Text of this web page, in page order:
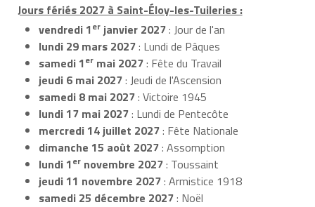
Jours fériés 2027 à Saint-Éloy-les-Tuileries :
vendredi 1er janvier 2027: Jour de l'an
lundi 29 mars 2027: Lundi de Pâques
samedi 1er mai 2027: Fête du Travail
jeudi 6 mai 2027: Jeudi de l'Ascension
samedi 8 mai 2027: Victoire 1945
lundi 17 mai 2027: Lundi de Pentecôte
mercredi 14 juillet 2027: Fête Nationale
dimanche 15 août 2027: Assomption
lundi 1er novembre 2027: Toussaint
jeudi 11 novembre 2027: Armistice 1918
samedi 25 décembre 2027: Noël